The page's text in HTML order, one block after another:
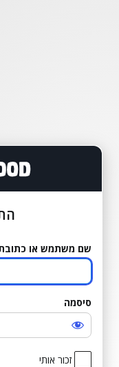
שם משתמש או כתובת
סיסמה
זכור אותי